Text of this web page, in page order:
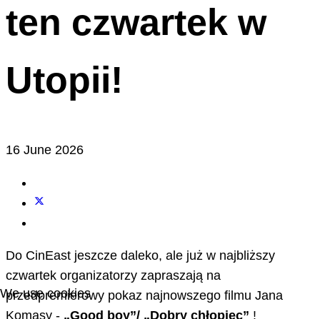
ten czwartek w
Utopii!
16 June 2026
Do CinEast jeszcze daleko, ale już w najbliższy
czwartek organizatorzy zapraszają na
przedpremierowy pokaz najnowszego filmu Jana
Komasy - „Good boy”/ „Dobry chłopiec” !
We use cookies